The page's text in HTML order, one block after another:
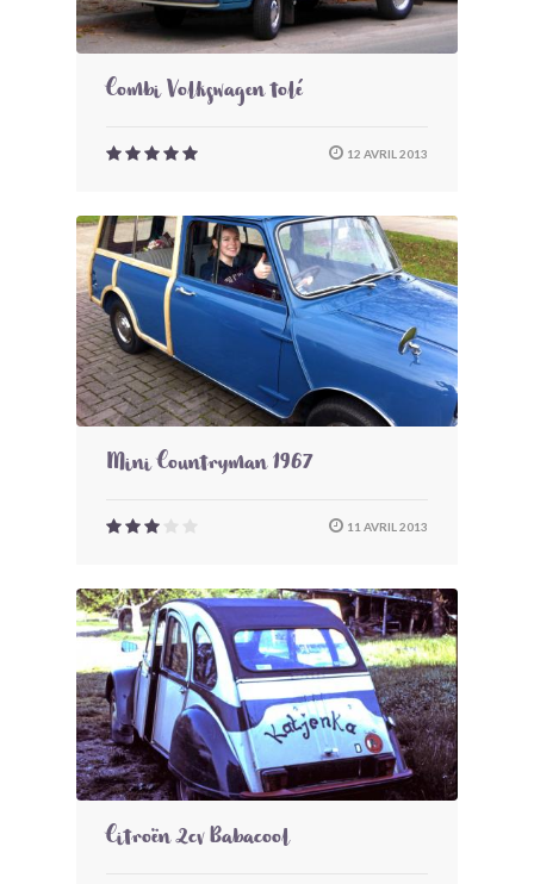
Combi Volkswagen tolé
12 AVRIL 2013
Mini Countryman 1967
11 AVRIL 2013
Citroën 2cv Babacool